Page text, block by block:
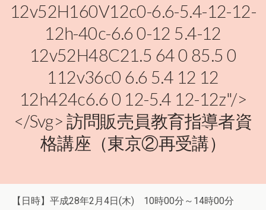
12v52H160V12c0-6.6-5.4-12-12-
12h-40c-6.6 0-12 5.4-12
12v52H48C21.5 64 0 85.5 0
112v36c0 6.6 5.4 12 12
12h424c6.6 0 12-5.4 12-12z"/>
</svg> 訪問販売員教育指導者資
格講座（東京②再受講）
【日時】平成28年2月4日(木) 10時00分～14時00分